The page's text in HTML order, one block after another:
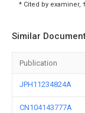
* Cited by examiner,
Similar
Publication
JPH11234824A
CN104143777A